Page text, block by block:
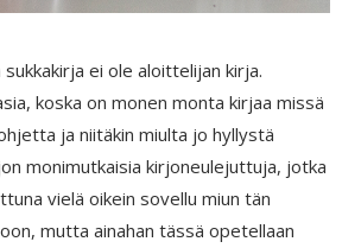
ei ole aloittelijan kirja.
koska on monen monta kirjaa missä
ja niitäkin miulta jo hyllystä
monimutkaisia kirjoneulejuttuja, jotka
vielä oikein sovellu miun tän
mutta ainahan tässä opetellaan